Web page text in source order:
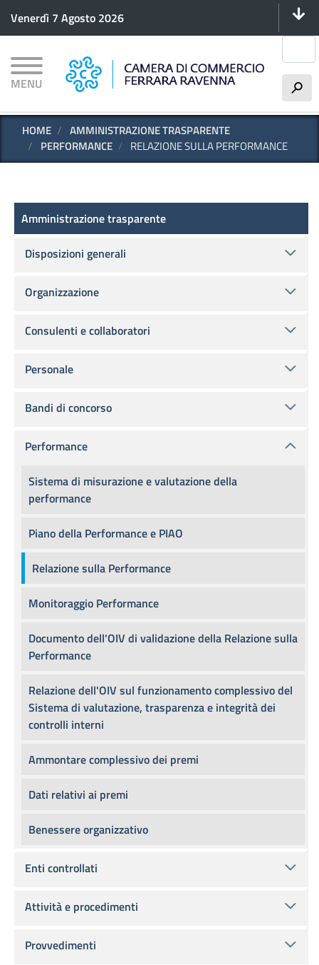
principale
Venerdì 7 Agosto 2026
MENU h
HOME
AMMINISTRAZIONE TRASPARENTE
PERFORMANCE
RELAZIONE SULLA PERFORMANCE
Amministrazione trasparente
Amministrazione trasparente
Disposizioni generali
Organizzazione
Consulenti e collaboratori
Personale
Bandi di concorso
Performance
Sistema di misurazione e valutazione della
performance
Piano della Performance e PIAO
Relazione sulla Performance
Monitoraggio Performance
Documento dell'OIV di validazione della Relazione sulla
Performance
Relazione dell'OIV sul funzionamento complessivo del
Sistema di valutazione, trasparenza e integrità dei
controlli interni
Ammontare complessivo dei premi
Dati relativi ai premi
Benessere organizzativo
Enti controllati
Attività e procedimenti
Provvedimenti